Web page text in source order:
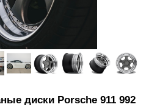
диски Porsche 911 992